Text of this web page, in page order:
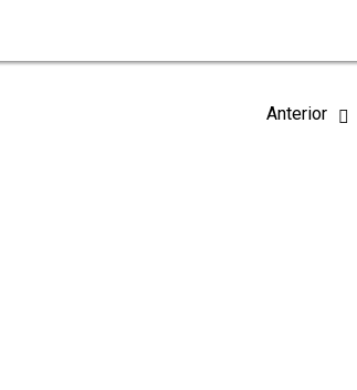
Facebook: Mallorca Automóviles
Anterior